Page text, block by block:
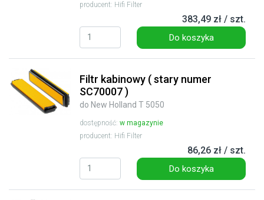
producent: Hifi Filter
383,49 zł / szt.
Do koszyka
Filtr kabinowy ( stary numer
SC70007 )
do New Holland T 5050
dostępność: w magazynie
producent: Hifi Filter
86,26 zł / szt.
Do koszyka